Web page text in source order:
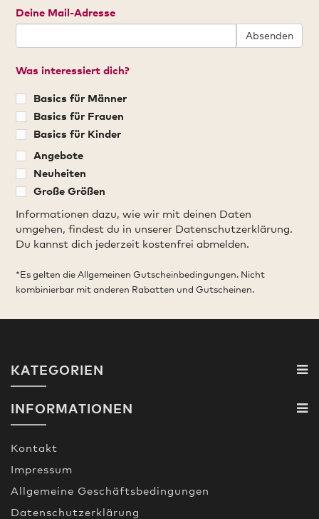
Deine Mail-Adresse
Absenden
Was interessiert dich?
Basics für Männer
Basics für Frauen
Basics für Kinder
Angebote
Neuheiten
Große Größen
Informationen dazu, wie wir mit deinen Daten
umgehen, findest du in unserer Datenschutzerklärung.
Du kannst dich jederzeit kostenfrei abmelden.
*Es gelten die Allgemeinen Gutscheinbedingungen. Nicht
kombinierbar mit anderen Rabatten und Gutscheinen.
KATEGORIEN
INFORMATIONEN
Kontakt
Impressum
Allgemeine Geschäftsbedingungen
Datenschutzerklärung